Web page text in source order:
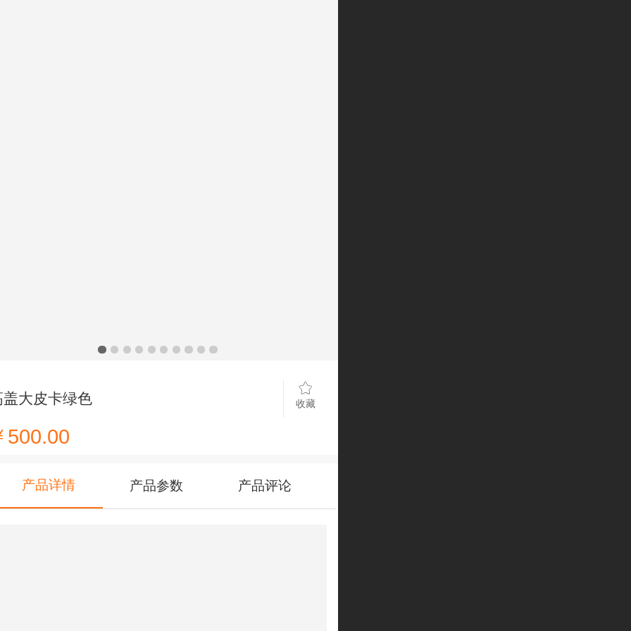
盖大皮卡绿色 收藏
500.00
产品详情 产品参数 产品评论